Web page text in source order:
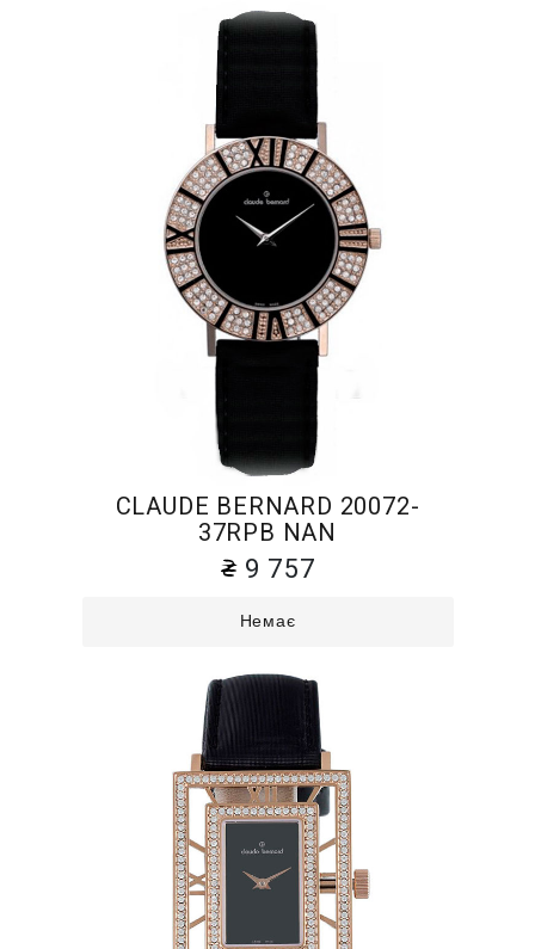
CLAUDE BERNARD 20072-
37RPB NAN
9 757
Немає